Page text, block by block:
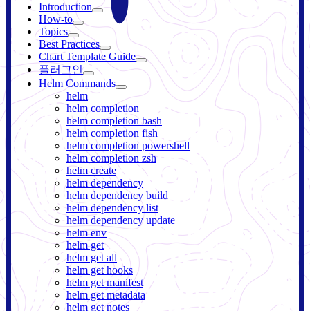
Introduction
How-to
Topics
Best Practices
Chart Template Guide
플러그인
Helm Commands
helm
helm completion
helm completion bash
helm completion fish
helm completion powershell
helm completion zsh
helm create
helm dependency
helm dependency build
helm dependency list
helm dependency update
helm env
helm get
helm get all
helm get hooks
helm get manifest
helm get metadata
helm get notes